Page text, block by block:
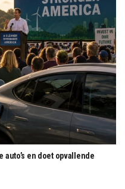
auto’s en doet opvallende